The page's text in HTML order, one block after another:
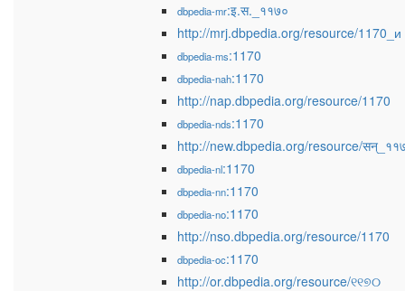
dbpedia-mr:इ.स._११७०
http://mrj.dbpedia.org/resource/1170_и
dbpedia-ms:1170
dbpedia-nah:1170
http://nap.dbpedia.org/resource/1170
dbpedia-nds:1170
http://new.dbpedia.org/resource/
dbpedia-nl:1170
dbpedia-nn:1170
dbpedia-no:1170
http://nso.dbpedia.org/resource/1170
dbpedia-oc:1170
http://or.dbpedia.org/resource/୧୧୭୦